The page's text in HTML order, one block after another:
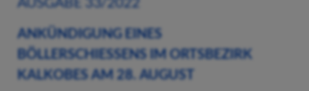
ANKÜNDIGUNG EINES
BÖLLERSCHIESSENS IM ORTSBEZIRK K
ALKOBES AM 28. AUGUST